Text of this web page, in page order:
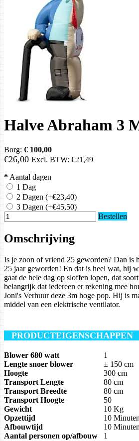
Halve Abraham 3
Borg: € 100,00
€26,00 Excl. BTW: €21,49
* Aantal dagen
1 Dag
2 Dagen (+€23,40)
3 Dagen (+€45,50)
Bestellen
Omschrijving
Is je zoon of vriend 25 geworden? Dan is
25 jaar geworden! En dat is heel wat, hij
gaat de hele dag op sloffen lopen, dat
belangrijk dat iedereen er rekening mee
Joni's Verhuur deze 3m hoge pop. Hij is
middel van een elektrische ventilator.
Blower 680 watt
1
Lengte snoer blower
± 150 cm
Hoogte
300 cm
Transport Lengte
80 cm
Transport Breedte
80 cm
Transport Hoogte
50
Gewicht
10 Kg
Opzettijd
10
Afbouwtijd
10
Aantal personen op/afbouw
1